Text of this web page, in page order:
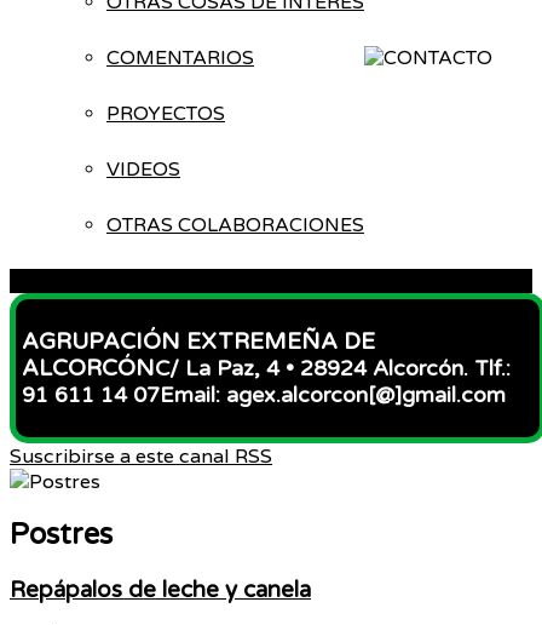
COMENTARIOS
PROYECTOS
VIDEOS
OTRAS COLABORACIONES
AGRUPACIÓN EXTREMEÑA DE
ALCORCÓNC/ La Paz, 4 • 28924 Alcorcón. Tlf.:
91 611 14 07Email: agex.alcorcon[@]gmail.com
Suscribirse a este canal RSS
Postres
Repápalos de leche y canela